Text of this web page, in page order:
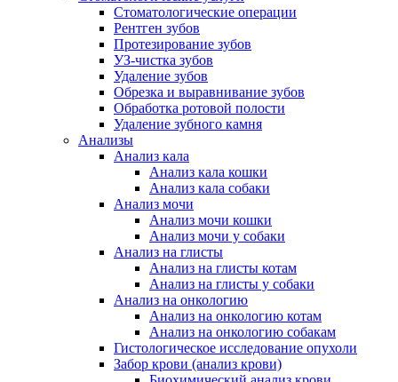
Стоматологические операции
Рентген зубов
Протезирование зубов
УЗ-чистка зубов
Удаление зубов
Обрезка и выравнивание зубов
Обработка ротовой полости
Удаление зубного камня
Анализы
Анализ кала
Анализ кала кошки
Анализ кала собаки
Анализ мочи
Анализ мочи кошки
Анализ мочи у собаки
Анализ на глисты
Анализ на глисты котам
Анализ на глисты у собаки
Анализ на онкологию
Анализ на онкологию котам
Анализ на онкологию собакам
Гистологическое исследование опухоли
Забор крови (анализ крови)